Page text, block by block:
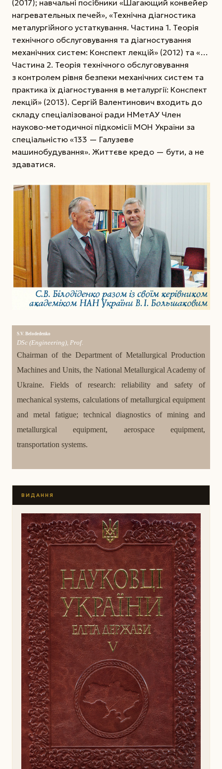
(2017); навчальні посібники «Шагающий конвейер
нагревательных печей», «Технічна діагностика
металургійного устаткування. Частина 1. Теорія
технічного обслуговування та діагностування
механічних систем: Конспект лекцій» (2012) та «…
Частина 2. Теорія технічного обслуговування
з контролем рівня безпеки механічних систем та
практика їх діагностування в металургії: Конспект
лекцій» (2013). Сергій Валентинович входить до
складу спеціалізованої ради НМетАУ Член
науково-методичної підкомісії МОН України за
спеціальністю «133 — Галузеве
машинобудування». Життєве кредо — бути, а не
здаватися.
S.V. Belodedenko
DSc (Engineering), Prof.
Chairman of the Department of Metallurgical Production
Machines and Units, the National Metallurgical Academy of
Ukraine. Fields of research: reliability and safety of
mechanical systems, calculations of metallurgical equipment
and metal fatigue; technical diagnostics of mining and
metallurgical equipment, aerospace equipment,
transportation systems.
ВИДАННЯ